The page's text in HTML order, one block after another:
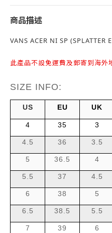
商品描述
VANS ACER NI SP (SPLATTER
此產品不設免運費及郵寄到海外
SIZE INFO:
US EU UK
4 35 3
4.5 36 3.5
5 36.5 4
5.5 37 4.5
6 38 5
6.5 38.5 5.5
7 39 6